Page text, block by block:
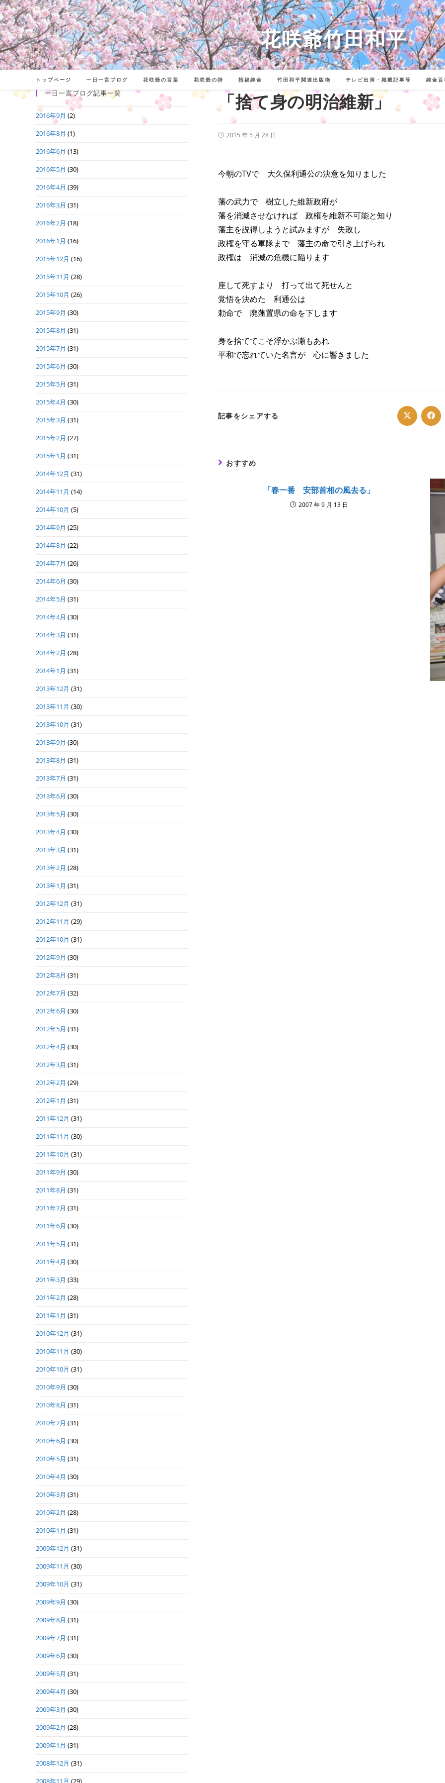
コ
ン
テ
ン
ツ
花咲爺竹田和平
トップページ 一日一言ブログ 花咲爺の言葉 花咲爺の詩 招福純金 竹田和平関連出版物 テレビ出演・掲載記事等 純金百
「捨て身の明治維新」
投 2015 年 5 月 28 日
今朝のTVで 大久保利通公の決意を知りました
藩の武力で 樹立した維新政府が
藩を消滅させなければ 政権を維新不可能と知り
藩主を説得しようと試みますが 失敗し
政権を守る軍隊まで 藩主の命で引き上げられ
政権は 消滅の危機に陥ります
座して死すより 打って出て死せんと
覚悟を決めた 利通公は
勅命で 廃藩置県の命を下します
身を捨ててこそ浮かぶ瀬もあれ
平和で忘れていた名言が 心に響きました
記事をシェアする Opens
in in
おすすめ
「春一番 安部首相の風去る」
2007 年 9 月 13 日
一日一言ブログ記事一覧
2016年9月 (2)
2016年8月 (1)
2016年6月 (13)
2016年5月 (30)
2016年4月 (39)
2016年3月 (31)
2016年2月 (18)
2016年1月 (16)
2015年12月 (16)
2015年11月 (28)
2015年10月 (26)
2015年9月 (30)
2015年8月 (31)
2015年7月 (31)
2015年6月 (30)
2015年5月 (31)
2015年4月 (30)
2015年3月 (31)
2015年2月 (27)
2015年1月 (31)
2014年12月 (31)
2014年11月 (14)
2014年10月 (5)
2014年9月 (25)
2014年8月 (22)
2014年7月 (26)
2014年6月 (30)
2014年5月 (31)
2014年4月 (30)
2014年3月 (31)
2014年2月 (28)
2014年1月 (31)
2013年12月 (31)
2013年11月 (30)
2013年10月 (31)
2013年9月 (30)
2013年8月 (31)
2013年7月 (31)
2013年6月 (30)
2013年5月 (30)
2013年4月 (30)
2013年3月 (31)
2013年2月 (28)
2013年1月 (31)
2012年12月 (31)
2012年11月 (29)
2012年10月 (31)
2012年9月 (30)
2012年8月 (31)
2012年7月 (32)
2012年6月 (30)
2012年5月 (31)
2012年4月 (30)
2012年3月 (31)
2012年2月 (29)
2012年1月 (31)
2011年12月 (31)
2011年11月 (30)
2011年10月 (31)
2011年9月 (30)
2011年8月 (31)
2011年7月 (31)
2011年6月 (30)
2011年5月 (31)
2011年4月 (30)
2011年3月 (33)
2011年2月 (28)
2011年1月 (31)
2010年12月 (31)
2010年11月 (30)
2010年10月 (31)
2010年9月 (30)
2010年8月 (31)
2010年7月 (31)
2010年6月 (30)
2010年5月 (31)
2010年4月 (30)
2010年3月 (31)
2010年2月 (28)
2010年1月 (31)
2009年12月 (31)
2009年11月 (30)
2009年10月 (31)
2009年9月 (30)
2009年8月 (31)
2009年7月 (31)
2009年6月 (30)
2009年5月 (31)
2009年4月 (30)
2009年3月 (30)
2009年2月 (28)
2009年1月 (31)
2008年12月 (31)
2008年11月 (29)